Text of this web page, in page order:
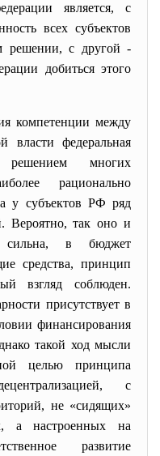
является, с
всех субъектов
решении, с другой -
добиться этого
компетенции между
власти федеральная
многих
рационально
у субъектов РФ ряд
Вероятно, так оно и
сильна, в бюджет
средства, принцип
взгляд соблюден.
присутствует в
финансирования
такой ход мысли
целью принципа
с
не «сидящих»
а настроенных на
развитие